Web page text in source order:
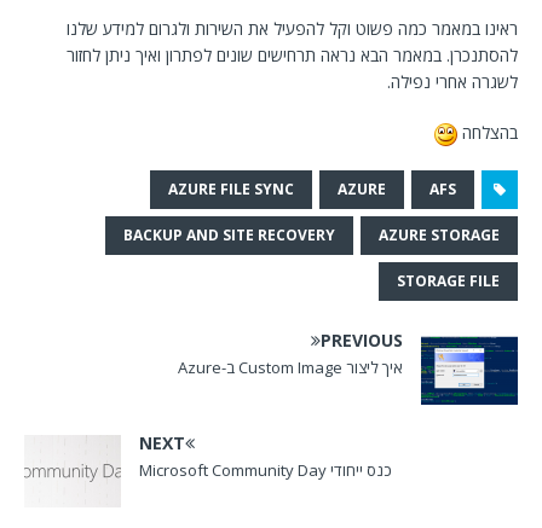
ראינו במאמר כמה פשוט וקל להפעיל את השירות ולגרום למידע שלנו
להסתנכרן. במאמר הבא נראה תרחישים שונים לפתרון ואיך ניתן לחזור
לשגרה אחרי נפילה.
בהצלחה
AFS
AZURE
AZURE FILE SYNC
AZURE STORAGE
BACKUP AND SITE RECOVERY
STORAGE FILE
PREVIOUS
איך ליצור Custom Image ב-Azure
NEXT
כנס ייחודי Microsoft Community Day